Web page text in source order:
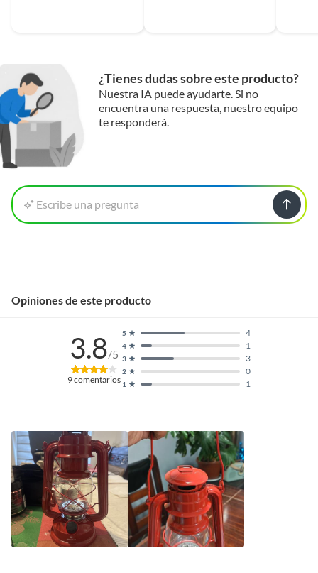
¿Tienes dudas sobre este producto?
Nuestra IA puede ayudarte. Si no
encuentra una respuesta, nuestro equipo
te responderá.
Escribe una pregunta
Opiniones de este producto
3.8/5
9comentarios 1 1
2 0
3 3
4 1
5 4